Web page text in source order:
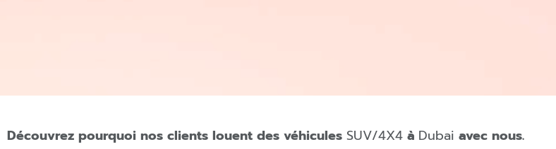
Découvrez pourquoi nos clients louent des véhicules SUV/4X4 à Dubai avec nous.